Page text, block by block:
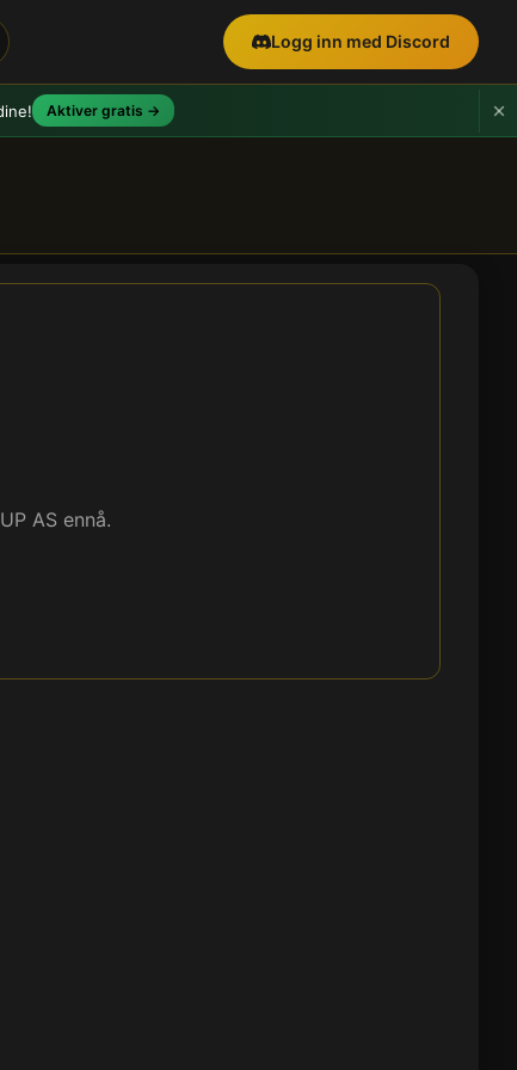
Logg inn med Discord
Aktiver gratis →
AS ennå.